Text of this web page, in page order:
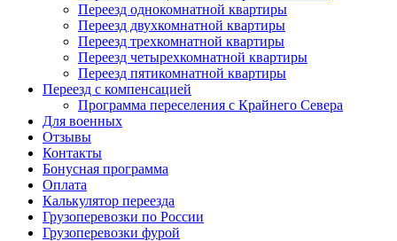
Переезд однокомнатной квартиры
Переезд двухкомнатной квартиры
Переезд трехкомнатной квартиры
Переезд четырехкомнатной квартиры
Переезд пятикомнатной квартиры
Переезд с компенсацией
Программа переселения с Крайнего Севера
Для военных
Отзывы
Контакты
Бонусная программа
Оплата
Калькулятор переезда
Грузоперевозки по России
Грузоперевозки фурой